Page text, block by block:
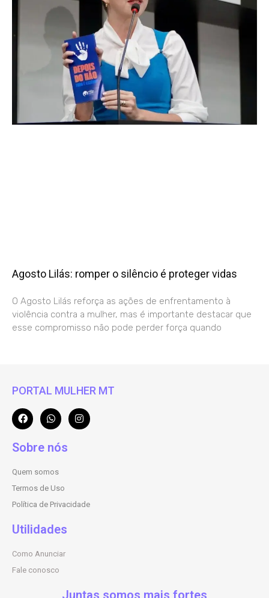
Agosto Lilás: romper o silêncio é proteger vidas
O Agosto Lilás reforça as ações de enfrentamento à
violência contra a mulher, mas é importante destacar que
esse compromisso não pode perder força quando
PORTAL MULHER MT
Sobre nós
Quem somos
Termos de Uso
Política de Privacidade
Utilidades
Como Anunciar
Fale conosco
Juntas somos mais fortes